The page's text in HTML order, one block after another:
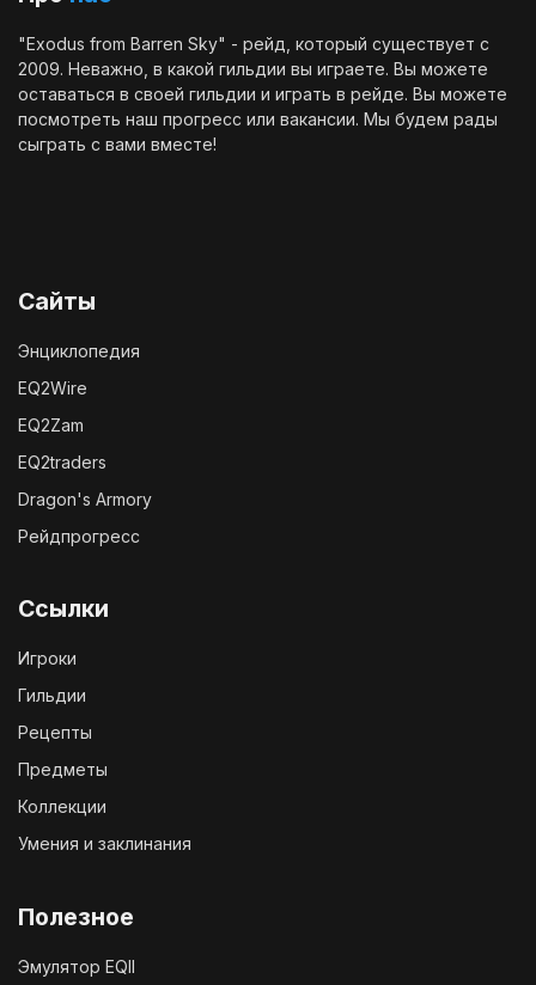
"Exodus from Barren Sky" - рейд, который существует с
2009. Неважно, в какой гильдии вы играете. Вы можете
оставаться в своей гильдии и играть в рейде. Вы можете
посмотреть наш прогресс или вакансии. Мы будем рады
сыграть с вами вместе!
Сайты
Энциклопедия
EQ2Wire
EQ2Zam
EQ2traders
Dragon's Armory
Рейдпрогресс
Ссылки
Игроки
Гильдии
Рецепты
Предметы
Коллекции
Умения и заклинания
Полезное
Эмулятор EQII